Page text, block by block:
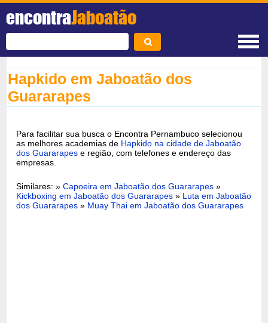
encontraJaboatão
Hapkido em Jaboatão dos
Guararapes
Para facilitar sua busca o Encontra Pernambuco selecionou
as melhores academias de Hapkido na cidade de Jaboatão
dos Guararapes e região, com telefones e endereço das
empresas.
Similares: »Capoeira em Jaboatão dos Guararapes »
Kickboxing em Jaboatão dos Guararapes » Luta em Jaboatão
dos Guararapes » Muay Thai em Jaboatão dos Guararapes